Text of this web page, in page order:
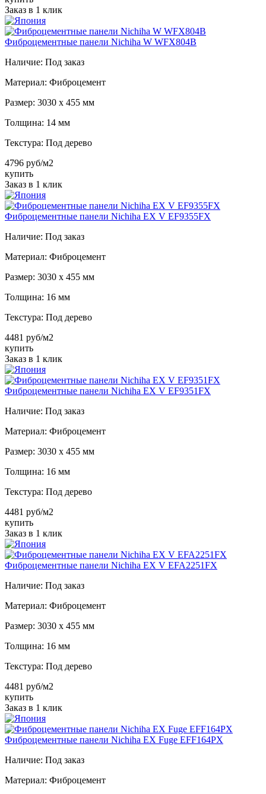
Заказ в 1 клик
Фиброцементные панели Nichiha W WFX804B
Наличие: Под заказ
Материал: Фиброцемент
Размер: 3030 х 455 мм
Толщина: 14 мм
Текстура: Под дерево
4796 руб/м2
купить
Заказ в 1 клик
Фиброцементные панели Nichiha EX V EF9355FX
Наличие: Под заказ
Материал: Фиброцемент
Размер: 3030 х 455 мм
Толщина: 16 мм
Текстура: Под дерево
4481 руб/м2
купить
Заказ в 1 клик
Фиброцементные панели Nichiha EX V EF9351FX
Наличие: Под заказ
Материал: Фиброцемент
Размер: 3030 х 455 мм
Толщина: 16 мм
Текстура: Под дерево
4481 руб/м2
купить
Заказ в 1 клик
Фиброцементные панели Nichiha EX V EFA2251FX
Наличие: Под заказ
Материал: Фиброцемент
Размер: 3030 х 455 мм
Толщина: 16 мм
Текстура: Под дерево
4481 руб/м2
купить
Заказ в 1 клик
Фиброцементные панели Nichiha EX Fuge EFF164PX
Наличие: Под заказ
Материал: Фиброцемент